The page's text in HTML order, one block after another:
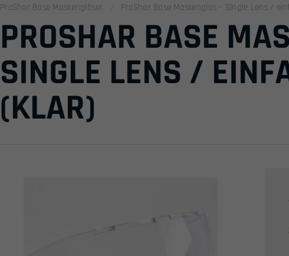
ProShar Base Maskengläser
ProShar Base Maskenglas – Single Lens /
PROSHAR BASE
SINGLE LENS /
(KLAR)